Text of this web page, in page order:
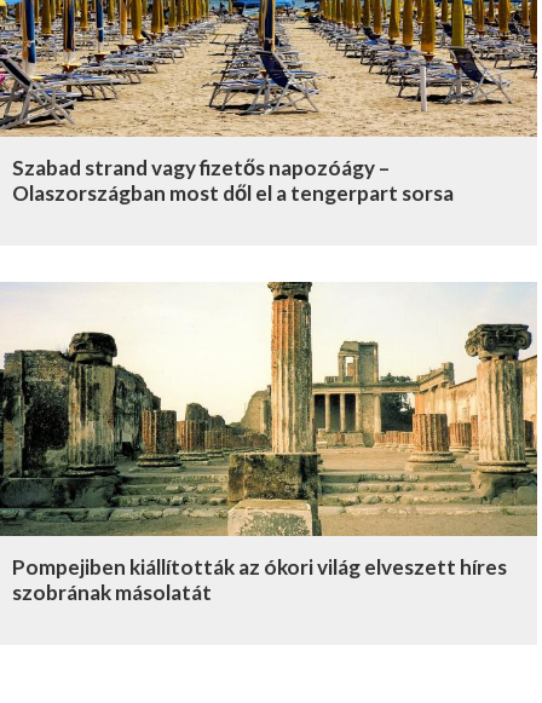
Szabad strand vagy fizetős napozóágy –
Olaszországban most dől el a tengerpart sorsa
Pompejiben kiállították az ókori világ elveszett híres
szobrának másolatát